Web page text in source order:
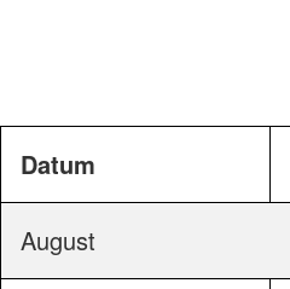
Datum
August